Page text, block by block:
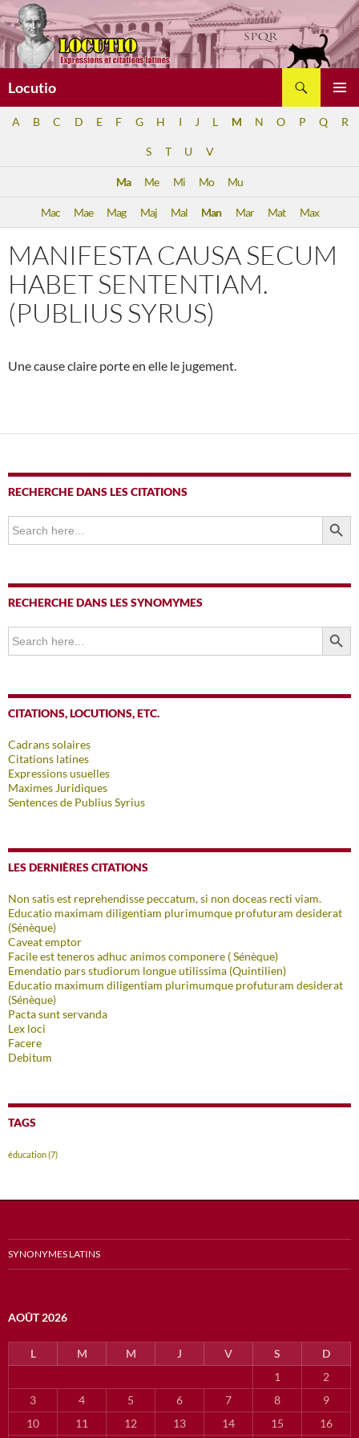
Aller
au
contenu
Locutio
A B C D E F G H I J L M N O P Q R
S T U V
Ma Me Mi Mo Mu
Mac Mae Mag Maj Mal Man Mar Mat Max
MANIFESTA CAUSA SECUM
HABET SENTENTIAM.
(PUBLIUS SYRUS)
Une cause claire porte en elle le jugement.
RECHERCHE DANS LES CITATIONS
Search
for:
SEARCH
RECHERCHE DANS LES SYNOMYMES
Search
for:
SEARCH
CITATIONS, LOCUTIONS, ETC.
Cadrans solaires
Citations latines
Expressions usuelles
Maximes Juridiques
Sentences de Publius Syrius
LES DERNIÈRES CITATIONS
Non satis est reprehendisse peccatum, si non doceas recti viam.
Educatio maximam diligentiam plurimumque profuturam desiderat
(Sénèque)
Caveat emptor
Facile est teneros adhuc animos componere ( Sénèque)
Emendatio pars studiorum longue utilissima (Quintilien)
Educatio maximum diligentiam plurimumque profuturam desiderat
(Sénèque)
Pacta sunt servanda
Lex loci
Facere
Debitum
TAGS
éducation(7)
SYNONYMES LATINS
AOÛT 2026
L M M J V S
D
1
2
3
4 5 6 7 8
9
10
11 12 13 14 15 16